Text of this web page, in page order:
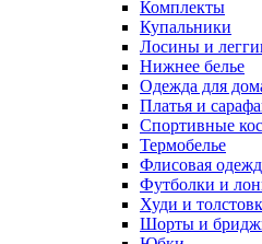
Комплекты
Купальники
Лосины и
Нижнее белье
Одежда для
Платья и
Спортивные
Термобелье
Флисовая
Футболки и
Худи и
Шорты и